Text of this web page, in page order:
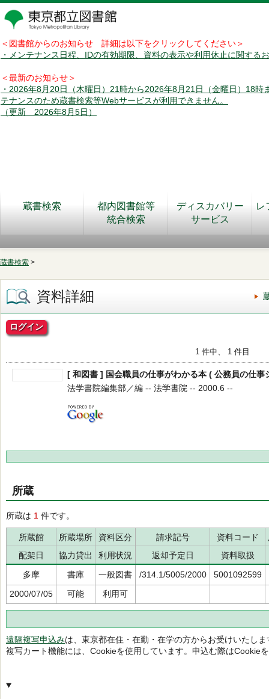
＜図書館からのお知らせ 詳細は以下をクリックしてください＞
・メンテナンス日程、IDの有効期限、資料の表示や利用休止に関する
＜最新のお知らせ＞
・2026年8月20日（木曜日）21時から2026年8月21日（金曜日）18時
テナンスのため蔵書検索等Webサービスが利用できません。
（更新 2026年8月5日）
蔵書検索
都内図書館等
統合検索
ディスカバリー
サービス
レ
蔵書検索 >
資料詳細
ログイン
1 件中、 1 件目
[ 和図書 ] 国会職員の仕事がわかる本 ( 公務員の仕事
法学書院編集部／編 -- 法学書院 -- 2000.6 --
所蔵
所蔵は 1 件です。
所蔵館 所蔵場所 資料区分 請求記号 資料コード
配架日
協力貸出 利用状況 返却予定日
資料取扱
多摩
書庫 一般図書 /314.1/5005/2000
5001092599
2000/07/05
可能 利用可
遠隔複写申込みは、東京都在住・在勤・在学の方からお受けいたしま
複写カート機能には、Cookieを使用しています。申込む際はCookie